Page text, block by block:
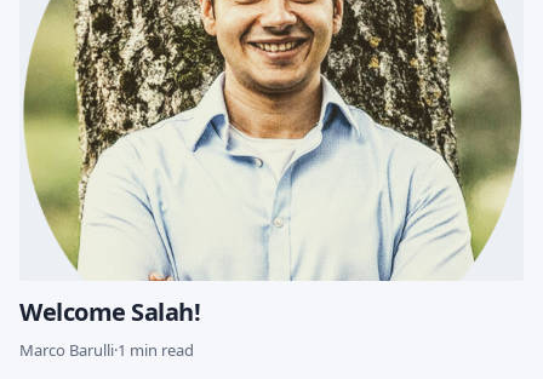
Welcome Salah!
Marco Barulli·1 min read